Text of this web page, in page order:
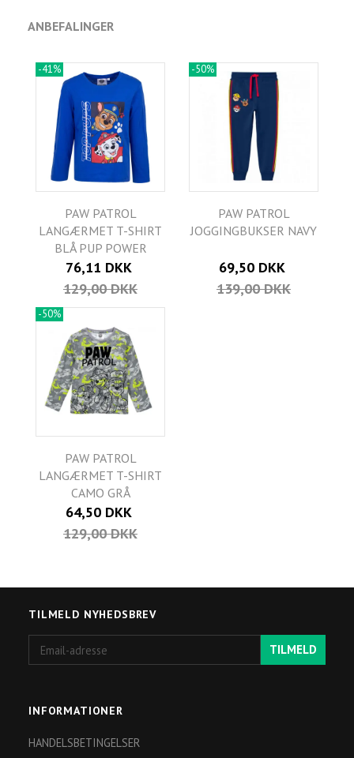
ANBEFALINGER
-41%
PAW PATROL
LANGÆRMET T-SHIRT
BLÅ PUP POWER
76,11 DKK
129,00 DKK
-50%
PAW PATROL
JOGGINGBUKSER NAVY
69,50 DKK
139,00 DKK
-50%
PAW PATROL
LANGÆRMET T-SHIRT
CAMO GRÅ
64,50 DKK
129,00 DKK
TILMELD NYHEDSBREV
adresse
TILMELD
INFORMATIONER
HANDELSBETINGELSER